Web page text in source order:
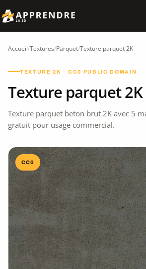
Accueil/Textures/Parquet/Texture parquet 2K
TEXTURE 2K · CC0 PUBLIC DOMAIN
Texture parquet 2K
Texture parquet beton brut 2K avec 5
gratuit pour usage commercial.
CC0